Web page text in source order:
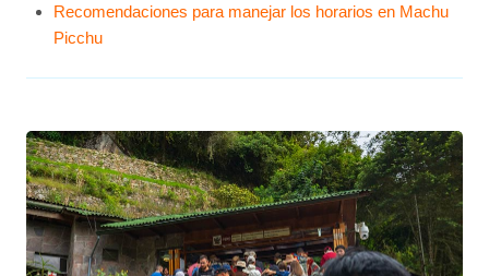
Recomendaciones para manejar los horarios en Machu
Picchu